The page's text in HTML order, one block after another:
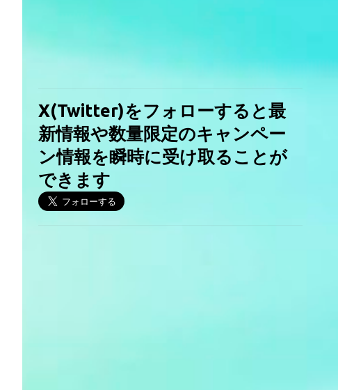
X(Twitter)をフォローすると最
新情報や数量限定のキャンペー
ン情報を瞬時に受け取ることが
できます